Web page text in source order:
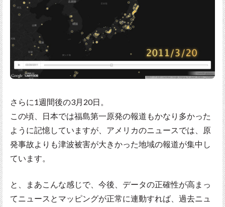
さらに1週間後の3月20日。
この頃、日本では福島第一原発の報道もかなり多かった
ように記憶していますが、アメリカのニュースでは、原
発事故よりも津波被害が大きかった地域の報道が集中し
ています。
と、まあこんな感じで、今後、データの正確性が高まっ
てニュースとマッピングが正常に連動すれば、過去ニュ